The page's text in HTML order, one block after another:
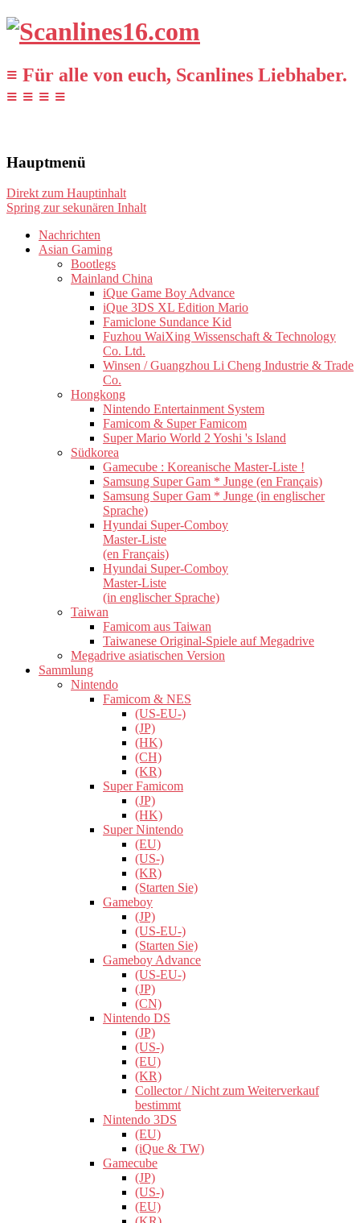
≡ Für alle von euch, Scanlines Liebhaber.
≡ ≡ ≡ ≡
Hauptmenü
Direkt zum Hauptinhalt
Spring zur sekunären Inhalt
Nachrichten
Asian Gaming
Bootlegs
Mainland China
iQue Game Boy Advance
iQue 3DS XL Edition Mario
Famiclone Sundance Kid
Fuzhou WaiXing Wissenschaft & Technology
Co. Ltd.
Winsen / Guangzhou Li Cheng Industrie & Trade
Co.
Hongkong
Nintendo Entertainment System
Famicom & Super Famicom
Super Mario World 2 Yoshi 's Island
Südkorea
Gamecube : Koreanische Master-Liste !
Samsung Super Gam * Junge (en Français)
Samsung Super Gam * Junge (in englischer
Sprache)
Hyundai Super-Comboy
Master-Liste
(en Français)
Hyundai Super-Comboy
Master-Liste
(in englischer Sprache)
Taiwan
Famicom aus Taiwan
Taiwanese Original-Spiele auf Megadrive
Megadrive asiatischen Version
Sammlung
Nintendo
Famicom & NES
(US-EU-)
(JP)
(HK)
(CH)
(KR)
Super Famicom
(JP)
(HK)
Super Nintendo
(EU)
(US-)
(KR)
(Starten Sie)
Gameboy
(JP)
(US-EU-)
(Starten Sie)
Gameboy Advance
(US-EU-)
(JP)
(CN)
Nintendo DS
(JP)
(US-)
(EU)
(KR)
Collector / Nicht zum Weiterverkauf
bestimmt
Nintendo 3DS
(EU)
(iQue & TW)
Gamecube
(JP)
(US-)
(EU)